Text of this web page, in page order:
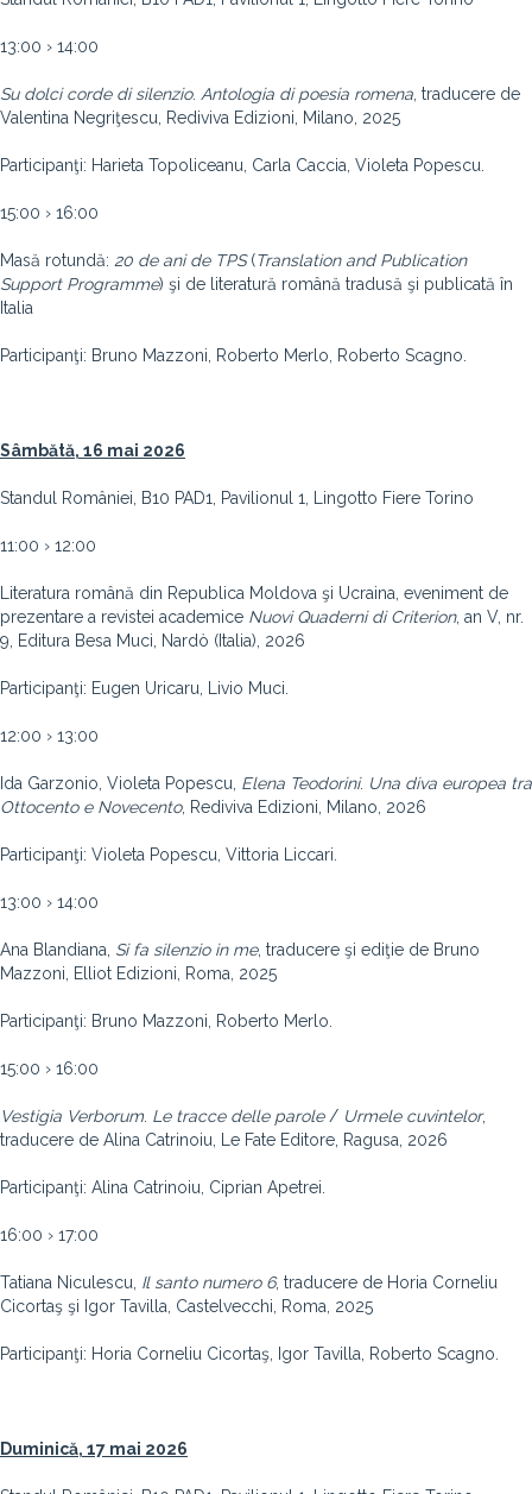
13:00 › 14:00
Su dolci corde di silenzio. Antologia di poesia romena , traducere de
Valentina Negriţescu, Rediviva Edizioni, Milano, 2025
Participanţi: Harieta Topoliceanu, Carla Caccia, Violeta Popescu.
15:00 › 16:00
Masă rotundă: 20 de ani de TPS(Translation and Publication
Support Programme) şi de literatură română tradusă şi publicată în
Italia
Participanţi: Bruno Mazzoni, Roberto Merlo, Roberto Scagno.
Sâmbătă, 16 mai 2026
Standul României, B10 PAD1, Pavilionul 1, Lingotto Fiere Torino
11:00 › 12:00
Literatura română din Republica Moldova şi Ucraina, eveniment de
prezentare a revistei academice Nuovi Quaderni di Criterion, an V, nr.
9, Editura Besa Muci, Nardò (Italia), 2026
Participanţi: Eugen Uricaru, Livio Muci.
12:00 › 13:00
Ida Garzonio, Violeta Popescu, Elena Teodorini. Una diva europea tra
Ottocento e Novecento, Rediviva Edizioni, Milano, 2026
Participanţi: Violeta Popescu, Vittoria Liccari.
13:00 › 14:00
Ana Blandiana, Si fa silenzio in me, traducere şi ediţie de Bruno
Mazzoni, Elliot Edizioni, Roma, 2025
Participanţi: Bruno Mazzoni, Roberto Merlo.
15:00 › 16:00
Vestigia Verborum. Le tracce delle parole/ Urmele cuvintelor,
traducere de Alina Catrinoiu, Le Fate Editore, Ragusa, 2026
Participanţi: Alina Catrinoiu, Ciprian Apetrei.
16:00 › 17:00
Tatiana Niculescu, Il santo numero 6, traducere de Horia Corneliu
Cicortaş şi Igor Tavilla, Castelvecchi, Roma, 2025
Participanţi: Horia Corneliu Cicortaş, Igor Tavilla, Roberto Scagno.
Duminică, 17 mai 2026